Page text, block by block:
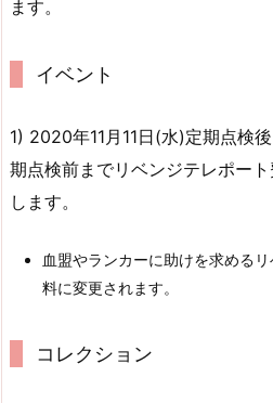
ます。
イベント
1) 2020年11月11日(水)定期点検
期点検前までリベンジテレポー
します。
血盟やランカーに助けを求める
料に変更されます。
コレクション